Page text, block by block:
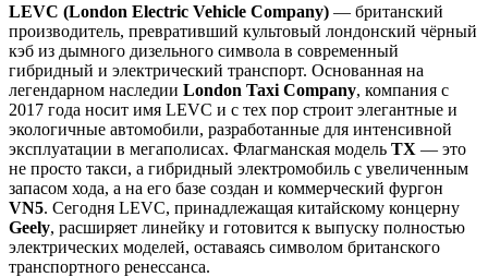
LEVC (London Electric Vehicle Company) — британский
производитель, превративший культовый лондонский чёрный
кэб из дымного дизельного символа в современный
гибридный и электрический транспорт. Основанная на
легендарном наследии London Taxi Company, компания с
2017 года носит имя LEVC и с тех пор строит элегантные и
экологичные автомобили, разработанные для интенсивной
эксплуатации в мегаполисах. Флагманская модель TX — это
не просто такси, а гибридный электромобиль с увеличенным
запасом хода, а на его базе создан и коммерческий фургон
VN5. Сегодня LEVC, принадлежащая китайскому концерну
Geely, расширяет линейку и готовится к выпуску полностью
электрических моделей, оставаясь символом британского
транспортного ренессанса.